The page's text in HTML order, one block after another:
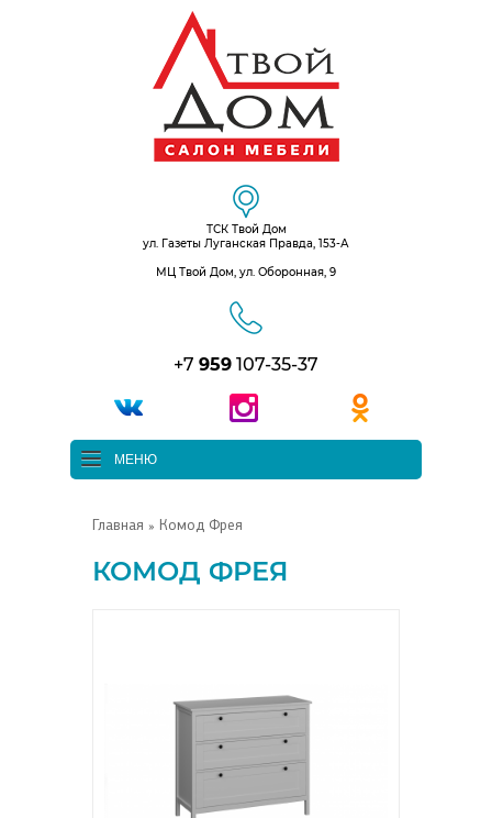
ТСК Твой Дом
ул. Газеты Луганская Правда, 153-А
МЦ Твой Дом, ул. Оборонная, 9
+7 959 107-35-37
МЕНЮ
Главная » Комод Фрея
КОМОД ФРЕЯ